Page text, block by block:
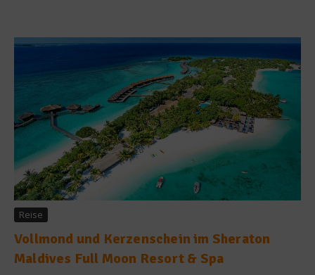
Reise
Vollmond und Kerzenschein im Sheraton
Maldives Full Moon Resort & Spa